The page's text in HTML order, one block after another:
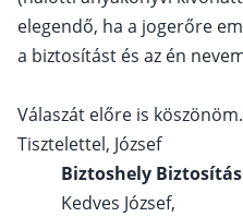
elegendő, ha a jogerőre
a biztosítást és az én
Válaszát előre is köszönöm.
Tisztelettel, József
Biztoshely
Kedves József,